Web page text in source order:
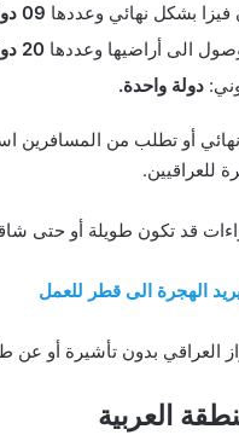
فيزا بشكل نهائي وعددها 09 دول.
الى أراضيها وعددها 20 دولة.
دولة واحدة.
أو تطلب من المسافرين
للعراقيين.
قد تكون طويلة أو حتى
الهجرة الى قطر للعمل
العراقي بدون تأشيرة أو
العربية